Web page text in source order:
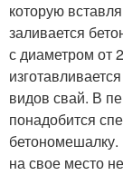
которую
заливается
с диаметром от
видов свай. В
понадобится
на свое место